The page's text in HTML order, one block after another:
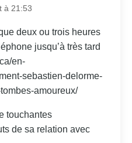
à 21:53
deux ou trois heures
jusqu’à très tard
en-
sebastien-delorme-
amoureux/
touchantes
de sa relation avec